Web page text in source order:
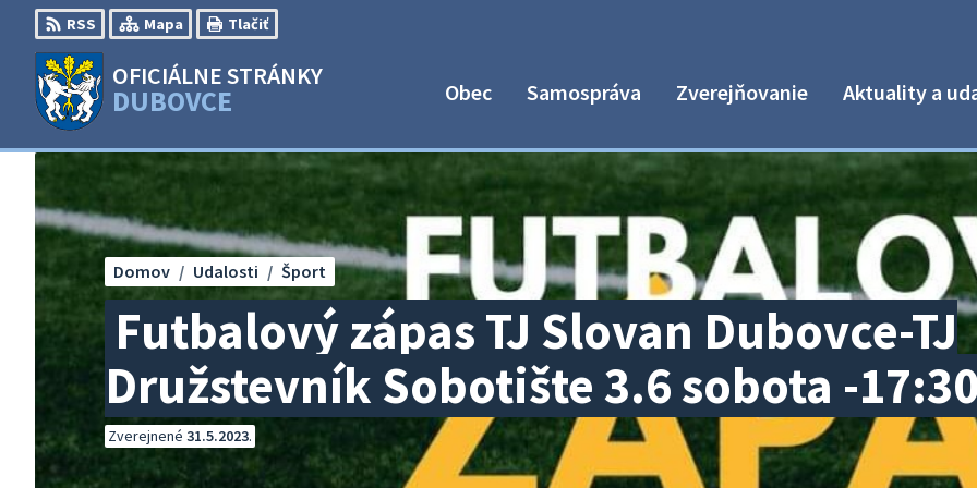
Preskočiť
na
obsah
RSS Mapa Tlačiť
OFICIÁLNE STRÁNKY
DUBOVCE Obec Samospráva Zverejňovanie Aktuality a
Futbalový zápas TJ Slovan Dubovce-TJ
Družstevník Sobotište 3.6 sobota -17:30
Domov Udalosti Šport
Zverejnené 31.5.2023.